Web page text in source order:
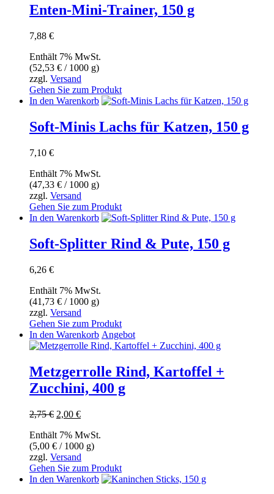
Enten-Mini-Trainer, 150 g
7,88 €
Enthält 7% MwSt.
(52,53 € / 1000 g)
zzgl. Versand
Gehen Sie zum Produkt
In den Warenkorb
Soft-Minis Lachs für Katzen, 150 g
7,10 €
Enthält 7% MwSt.
(47,33 € / 1000 g)
zzgl. Versand
Gehen Sie zum Produkt
In den Warenkorb
Soft-Splitter Rind & Pute, 150 g
6,26 €
Enthält 7% MwSt.
(41,73 € / 1000 g)
zzgl. Versand
Gehen Sie zum Produkt
In den Warenkorb Angebot
Metzgerrolle Rind, Kartoffel +
Zucchini, 400 g
2,75€ Ursprünglicher
war:
2,75 €
2,00 €Aktueller
ist:
2,00 €.
Enthält 7% MwSt.
(5,00 € / 1000 g)
zzgl. Versand
Gehen Sie zum Produkt
In den Warenkorb